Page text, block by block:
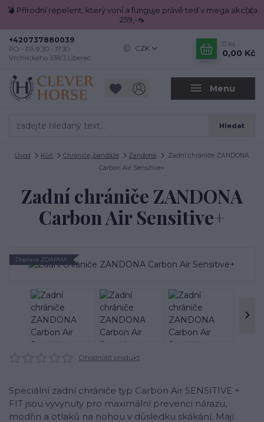
💣 Přírodní repelent, který voní a funguje právě teď v mega akci za
259,-🦟
Menu
CZK
Hledat
+420737880039
PO - PÁ 9.30 - 17.30
Vrchlického 338/3 Liberec
0 ks
0,00 Kč
Úvod Kůň Chrániče, bandáže Zandona
Zadní chrániče ZANDONA
Carbon Air Sensitive+
Zadní chrániče ZANDONA
Carbon Air Sensitive+
Doprava ZDARMA
Ohodnotit produkt
Speciální zadní chrániče typ Carbon Air SENSITIVE +
FIT jsou vyvynuty pro maximální prevenci nárazu,
modřin a otlaků na nohou v důsledku skákání. Mají